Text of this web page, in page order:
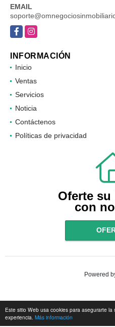
Este sitio Web usa cookies para asegurarte la
experiencia. Más información
EMAIL
FacebookInstagram
INFORMACIÓN
Inicio
Ventas
Servicios
Noticia
Contáctenos
Políticas de privacidad
Oferte
con
Powered